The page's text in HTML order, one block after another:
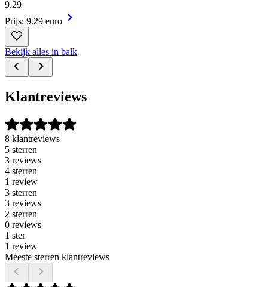
9.29
Prijs: 9.29 euro
Bekijk alles in balk
Klantreviews
8 klantreviews
5 sterren
3 reviews
4 sterren
1 review
3 sterren
3 reviews
2 sterren
0 reviews
1 ster
1 review
Meeste sterren klantreviews